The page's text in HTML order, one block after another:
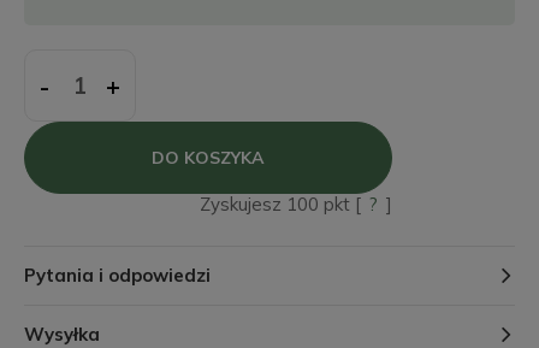
- +
DO KOSZYKA
Zyskujesz 100 pkt [ ? ]
Pytania i odpowiedzi
Wysyłka